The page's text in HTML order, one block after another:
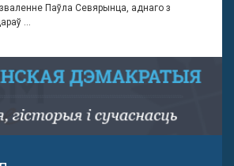
Паўла Севярынца, аднаго з
...